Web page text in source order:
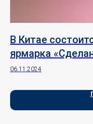
В Китае
ярмарка
06.11.2024